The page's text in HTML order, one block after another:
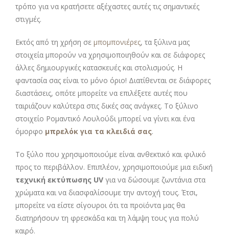
τρόπο για να κρατήσετε αξέχαστες αυτές τις σημαντικές
στιγμές.
Εκτός από τη χρήση σε μπομπονιέρες, τα ξύλινα μας
στοιχεία μπορούν να χρησιμοποιηθούν και σε διάφορες
άλλες δημιουργικές κατασκευές και στολισμούς. Η
φαντασία σας είναι το μόνο όριο! Διατίθενται σε διάφορες
διαστάσεις, οπότε μπορείτε να επιλέξετε αυτές που
ταιριάζουν καλύτερα στις δικές σας ανάγκες. Το ξύλινο
στοιχείο Ρομαντικό Λουλούδι μπορεί να γίνει και ένα
όμορφο μπρελόκ για τα κλειδιά σας.
Το ξύλο που χρησιμοποιούμε είναι ανθεκτικό και φιλικό
προς το περιβάλλον. Επιπλέον, χρησιμοποιούμε μια ειδική
τεχνική εκτύπωσης UV για να δώσουμε ζωντάνια στα
χρώματα και να διασφαλίσουμε την αντοχή τους. Έτσι,
μπορείτε να είστε σίγουροι ότι τα προϊόντα μας θα
διατηρήσουν τη φρεσκάδα και τη λάμψη τους για πολύ
καιρό.